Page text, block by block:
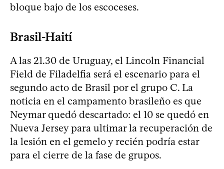
bloque bajo de los escoceses.
Brasil-Haití
A las 21.30 de Uruguay, el Lincoln Financial
Field de Filadelfia será el escenario para el
segundo acto de Brasil por el grupo C. La
noticia en el campamento brasileño es que
Neymar quedó descartado: el 10 se quedó en
Nueva Jersey para ultimar la recuperación de
la lesión en el gemelo y recién podría estar
para el cierre de la fase de grupos.